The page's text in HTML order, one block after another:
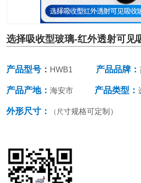
选择吸收型玻璃-红外透射可见
产品型号 ： HWB1 产品品牌：
产品产地：海安市 产品类型：
外形尺寸： （尺寸规格可定制）